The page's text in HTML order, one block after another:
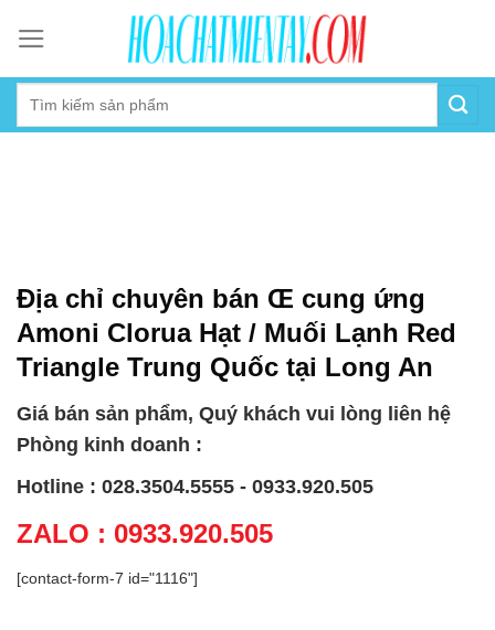
content
Địa chỉ chuyên bán Œ cung ứng
Amoni Clorua Hạt / Muối Lạnh Red
Triangle Trung Quốc tại Long An
Giá bán sản phẩm, Quý khách vui lòng liên hệ
Phòng kinh doanh :
Hotline : 028.3504.5555 - 0933.920.505
ZALO : 0933.920.505
[contact-form-7 id="1116"]